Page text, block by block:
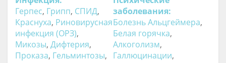
Герпес, Грипп, СПИД,
Краснуха, Риновирусная
инфекция (ОРЗ),
Микозы, Дифтерия,
Проказа, Гельминтозы,
заболевания:
Болезнь Альцгеймера,
Белая горячка,
Алкоголизм,
Галлюцинации,